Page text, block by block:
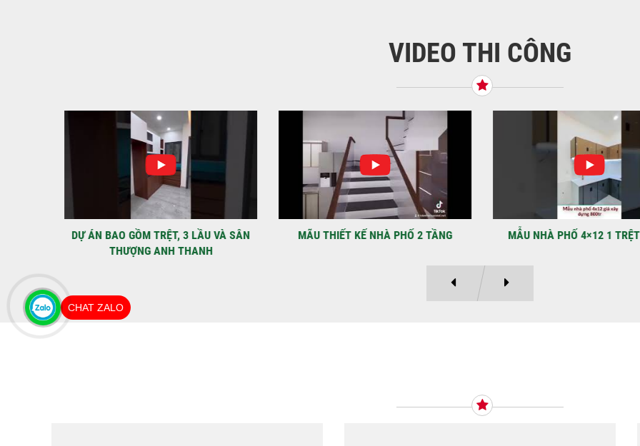
Địa
Kỳ
VIDEO THI CÔNG
DỰ ÁN BAO GỒM TRỆT, 3 LẦU VÀ SÂN
THƯỢNG ANH THANH
MÃU THIẾT KẾ NHÀ PHỐ 2 TẦNG MẪU NHÀ PHỐ 4×12 1
CHAT ZALO